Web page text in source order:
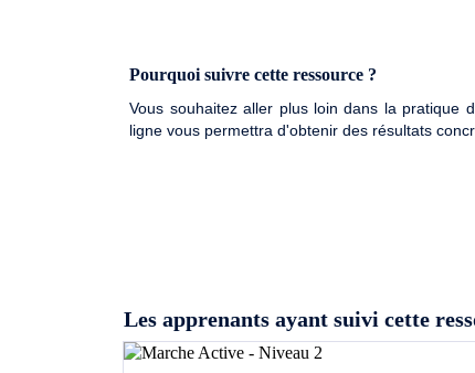
Pourquoi suivre cette ressource ?
Vous souhaitez aller plus loin dans la pratique
ligne vous permettra d'obtenir des résultats
Les apprenants ayant suivi cette